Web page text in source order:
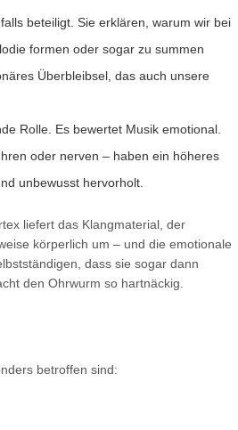
beteiligt. Sie erklären, warum wir bei
formen oder sogar zu summen
Überbleibsel, das auch unsere
Rolle. Es bewertet Musik emotional.
oder nerven – haben ein höheres
unbewusst hervorholt.
liefert das Klangmaterial, der
körperlich um – und die emotionale
dass sie sogar dann
den Ohrwurm so hartnäckig.
betroffen sind: